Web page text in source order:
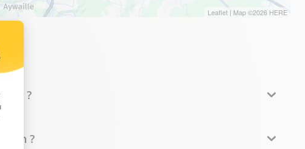
Leaflet| Map ©2026 HERE
?
?